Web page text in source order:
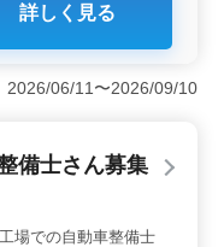
経験5年以上のある
を生かし、活躍で
ます。長期にわたり
歳となっていま
キルを発揮し、活
詳しく見る
06/11〜2026/09/10
士さん募集
士 / 整備工場での自動車整備士